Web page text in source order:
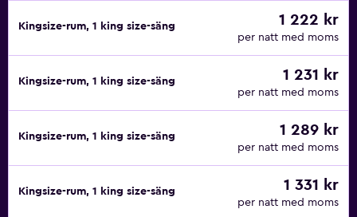
Kingsize-rum, 1 king size-säng 1 222 kr
per natt med moms
Kingsize-rum, 1 king size-säng 1 231 kr
per natt med moms
Kingsize-rum, 1 king size-säng 1 289 kr
per natt med moms
Kingsize-rum, 1 king size-säng 1 331 kr
per natt med moms